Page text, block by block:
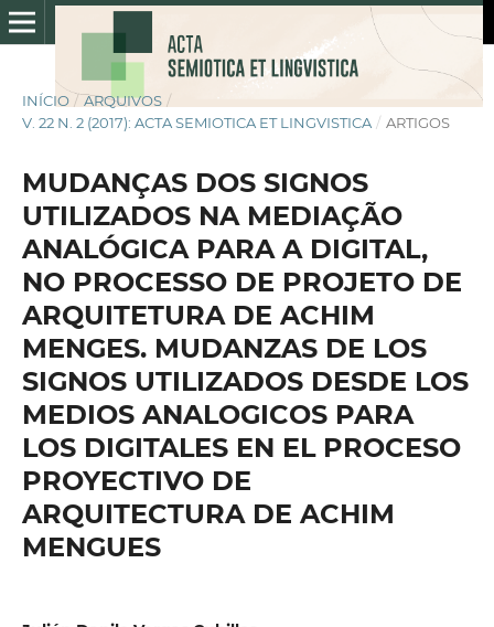
INÍCIO / ARQUIVOS /
V. 22 N. 2 (2017): ACTA SEMIOTICA ET LINGVISTICA / ARTIGOS
MUDANÇAS DOS SIGNOS
UTILIZADOS NA MEDIAÇÃO
ANALÓGICA PARA A DIGITAL,
NO PROCESSO DE PROJETO DE
ARQUITETURA DE ACHIM
MENGES. MUDANZAS DE LOS
SIGNOS UTILIZADOS DESDE LOS
MEDIOS ANALOGICOS PARA
LOS DIGITALES EN EL PROCESO
PROYECTIVO DE
ARQUITECTURA DE ACHIM
MENGUES